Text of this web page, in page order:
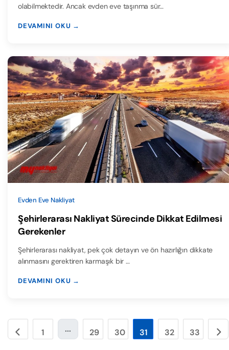
olabilmektedir. Ancak evden eve taşınma sür…
DEVAMINI OKU →
Evden Eve Nakliyat
Şehirlerarası Nakliyat Sürecinde Dikkat Edilmesi
Gerekenler
Şehirlerarası nakliyat, pek çok detayın ve ön hazırlığın dikkate
alınmasını gerektiren karmaşık bir …
DEVAMINI OKU →
1 ... 29 30 31 32 33